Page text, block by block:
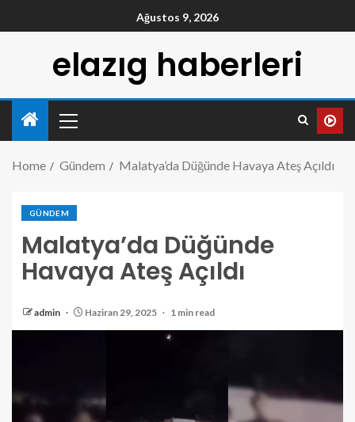
Ağustos 9, 2026
elazıg haberleri
Home Gündem Malatya’da Düğünde Havaya Ateş Açıldı
GÜNDEM
Malatya’da Düğünde
Havaya Ateş Açıldı
admin Haziran 29, 2025 1 min read